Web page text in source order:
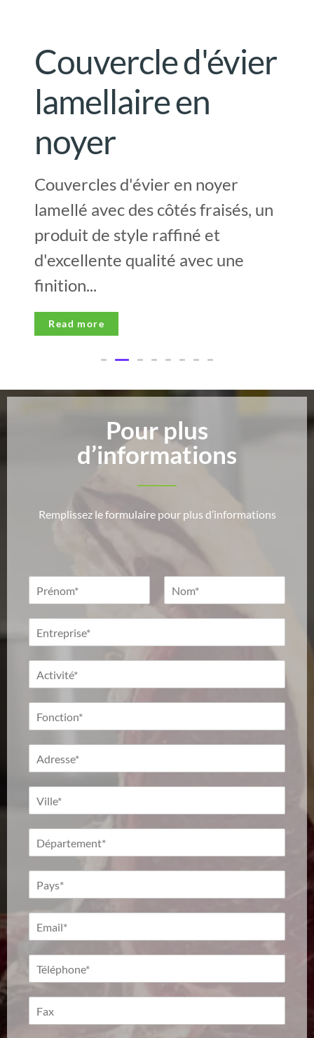
Couvercle d'évier
lamellaire en
noyer
Couvercles d'évier en noyer
lamellé avec des côtés fraisés, un
produit de style raffiné et
d'excellente qualité avec une
finition...
Read more
Pour plus
d’informations
Remplissez le formulaire pour plus d’informations